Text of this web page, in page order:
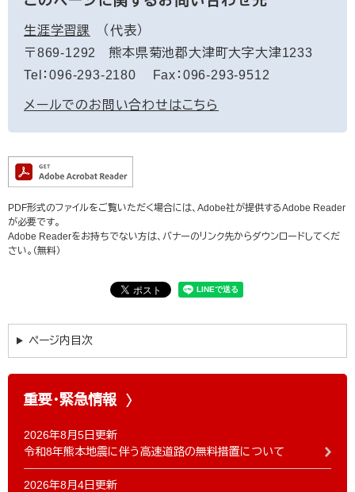
生涯学習課
代表
〒869-1292
熊本県菊池郡大津町大字大津1233
Tel：096-293-2180
Fax：096-293-9512
メールでのお問い合わせはこちら
PDF形式のファイルをご覧いただく場合には、Adobe社が提供するAdobe Reader
が必要です。
Adobe Readerをお持ちでない方は、バナーのリンク先からダウンロードしてくだ
さい。（無料）
ページ内目次
重要・緊急情報
2026年8月5日更新
令和8年熊本地震に伴う高速道路の無料措置について
2026年8月4日更新